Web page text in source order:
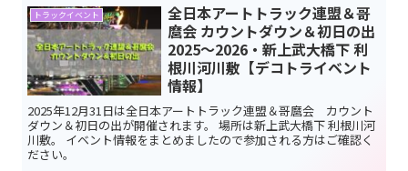
トラックイベント
全日本アートトラック連盟＆哥
麿会 カウントダウン＆初日の出
2025～2026・新上武大橋下 利
根川河川敷【デコトライベント
情報】
2025年12月31日は全日本アートトラック連盟＆哥麿会 カウント
ダウン＆初日の出が開催されます。 場所は新上武大橋下 利根川河
川敷。 イベント情報をまとめましたので参加される方はご確認く
ださい。